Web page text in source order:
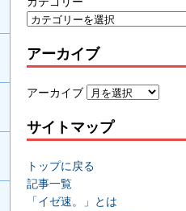
アーカイブ
アーカイブ
サイトマップ
トップに戻る
記事一覧
「イゼ速。」とは